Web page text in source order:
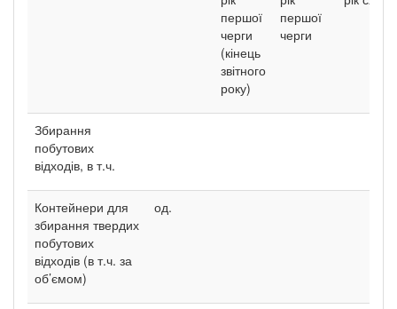
першої
черги
(кінець
звітного
року)
першої
черги
Збирання
побутових
відходів, в т.ч.
Контейнери для
збирання твердих
побутових
відходів (в т.ч. за
об’ємом)
од.